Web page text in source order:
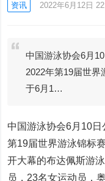
资讯 2022年6月12日
中国游泳协会6月
2022年第19届世界
于6月1…
中国游泳协会6月10
第19届世界游泳锦标
开大幕的布达佩斯游
员，23名女运动员，